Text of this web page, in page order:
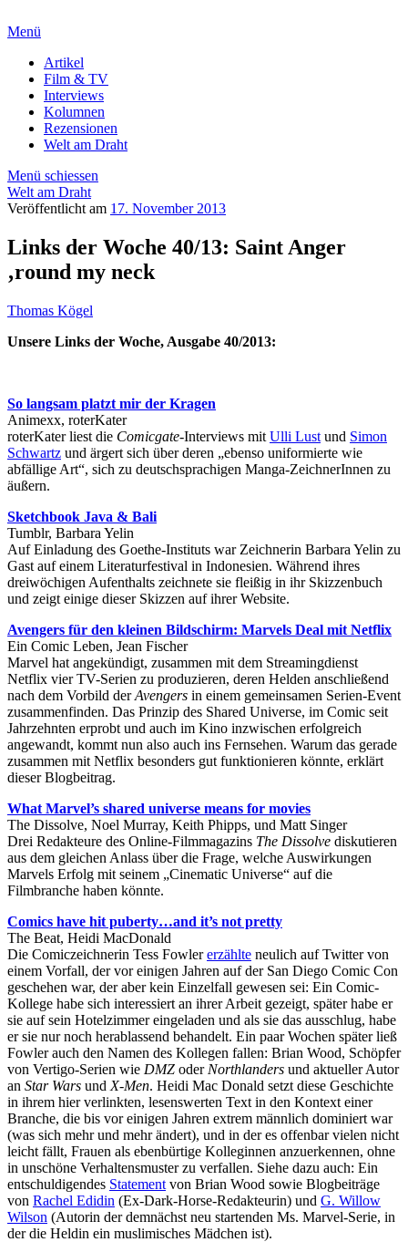
Menü
Artikel
Film & TV
Interviews
Kolumnen
Rezensionen
Welt am Draht
Menü schiessen
Welt am Draht
Veröffentlicht am 17. November 2013
Links der Woche 40/13: Saint Anger
‚round my neck
Thomas Kögel
Unsere Links der Woche, Ausgabe 40/2013:
So langsam platzt mir der Kragen
Animexx, roterKater
roterKater liest die Comicgate-Interviews mit Ulli Lust und Simon
Schwartz und ärgert sich über deren „ebenso uniformierte wie
abfällige Art“, sich zu deutschsprachigen Manga-ZeichnerInnen zu
äußern.
Sketchbook Java & Bali
Tumblr, Barbara Yelin
Auf Einladung des Goethe-Instituts war Zeichnerin Barbara Yelin zu
Gast auf einem Literaturfestival in Indonesien. Während ihres
dreiwöchigen Aufenthalts zeichnete sie fleißig in ihr Skizzenbuch
und zeigt einige dieser Skizzen auf ihrer Website.
Avengers für den kleinen Bildschirm: Marvels Deal mit Netflix
Ein Comic Leben, Jean Fischer
Marvel hat angekündigt, zusammen mit dem Streamingdienst
Netflix vier TV-Serien zu produzieren, deren Helden anschließend
nach dem Vorbild derAvengers in einem gemeinsamen Serien-Event
zusammenfinden. Das Prinzip des Shared Universe, im Comic seit
Jahrzehnten erprobt und auch im Kino inzwischen erfolgreich
angewandt, kommt nun also auch ins Fernsehen. Warum das gerade
zusammen mit Netflix besonders gut funktionieren könnte, erklärt
dieser Blogbeitrag.
What Marvel’s shared universe means for movies
The Dissolve, Noel Murray, Keith Phipps, und Matt Singer
Drei Redakteure des Online-Filmmagazins The Dissolve diskutieren
aus dem gleichen Anlass über die Frage, welche Auswirkungen
Marvels Erfolg mit seinem „Cinematic Universe“ auf die
Filmbranche haben könnte.
Comics have hit puberty…and it’s not pretty
The Beat, Heidi MacDonald
Die Comiczeichnerin Tess Fowlererzählte neulich auf Twitter von
einem Vorfall, der vor einigen Jahren auf der San Diego Comic Con
geschehen war, der aber kein Einzelfall gewesen sei: Ein Comic-
Kollege habe sich interessiert an ihrer Arbeit gezeigt, später habe er
sie auf sein Hotelzimmer eingeladen und als sie das ausschlug, habe
er sie nur noch herablassend behandelt. Ein paar Wochen später ließ
Fowler auch den Namen des Kollegen fallen: Brian Wood, Schöpfer
von Vertigo-Serien wie DMZ oder Northlanders und aktueller Autor
an Star Wars und X-Men. Heidi Mac Donald setzt diese Geschichte
in ihrem hier verlinkten, lesenswerten Text in den Kontext einer
Branche, die bis vor einigen Jahren extrem männlich dominiert war
(was sich mehr und mehr ändert), und in der es offenbar vielen nicht
leicht fällt, Frauen als ebenbürtige Kolleginnen anzuerkennen, ohne
in unschöne Verhaltensmuster zu verfallen. Siehe dazu auch: Ein
entschuldigendes Statement von Brian Wood sowie Blogbeiträge
von Rachel Edidin (Ex-Dark-Horse-Redakteurin) und G. Willow
Wilson (Autorin der demnächst neu startenden Ms. Marvel-Serie, in
der die Heldin ein muslimisches Mädchen ist).